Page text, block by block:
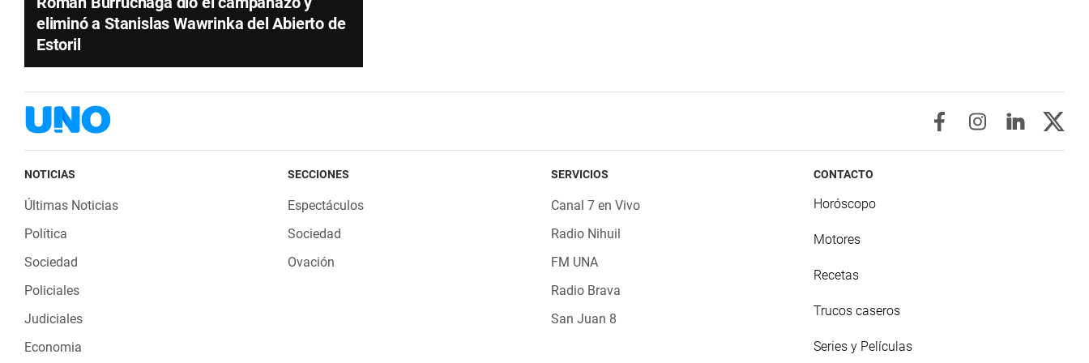
eliminó a Stanislas Wawrinka del Abierto de
Estoril
NOTICIAS
Últimas Noticias
Política
Sociedad
Policiales
Judiciales
Economia
SECCIONES
Espectáculos
Sociedad
Ovación
SERVICIOS
Canal 7 en Vivo
Radio Nihuil
FM UNA
Radio Brava
San Juan 8
CONTACTO
Horóscopo
Motores
Recetas
Trucos caseros
Series y Películas